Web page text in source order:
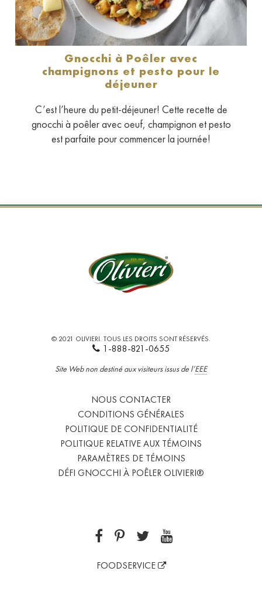
Gnocchi à Poêler avec
champignons et pesto pour le
déjeuner
C’est l’heure du petit-déjeuner! Cette recette de
gnocchi à poêler avec oeuf, champignon et pesto
est parfaite pour commencer la journée!
© 2021 OLIVIERI. TOUS LES DROITS SONT RÉSERVÉS.
1-888-821-0655
Site Web non destiné aux visiteurs issus de l’EEE
NOUS CONTACTER
CONDITIONS GÉNÉRALES
POLITIQUE DE CONFIDENTIALITÉ
POLITIQUE RELATIVE AUX TÉMOINS
PARAMÈTRES DE TÉMOINS
DÉFI GNOCCHI À POÊLER OLIVIERI®
FOODSERVICE